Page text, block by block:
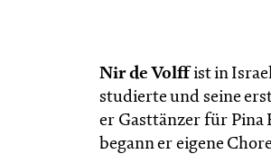
Nir de Volff ist in
studierte und seine
er Gasttänzer für Pina
begann er eigene